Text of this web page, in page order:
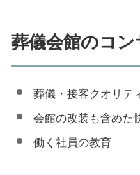
葬儀会館のコ
葬儀・接客クオリテ
会館の改装も含めた
働く社員の教育